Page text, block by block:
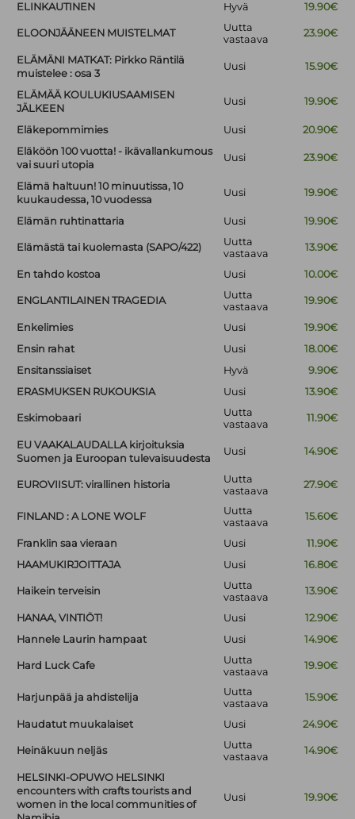
ELINKAUTINEN Hyvä 19.90€
ELOONJÄÄNEEN MUISTELMAT
Uutta
vastaava
23.90€
ELÄMÄNI MATKAT: Pirkko Räntilä
muistelee : osa 3
Uusi 15.90€
ELÄMÄÄ KOULUKIUSAAMISEN
JÄLKEEN
Uusi 19.90€
Eläkepommimies Uusi
20.90€
Eläköön 100 vuotta! - ikävallankumous
vai suuri utopia
Uusi 23.90€
Elämä haltuun! 10 minuutissa, 10
kuukaudessa, 10 vuodessa
Uusi 19.90€
Elämän ruhtinattaria Uusi 19.90€
Elämästä tai kuolemasta (SAPO/422)
Uutta
vastaava
13.90€
En tahdo kostoa Uusi 10.00€
ENGLANTILAINEN TRAGEDIA
Uutta
vastaava
19.90€
Enkelimies Uusi
19.90€
Ensin rahat
Uusi
18.00€
Ensitanssiaiset
Hyvä
9.90€
ERASMUKSEN RUKOUKSIA
Uusi 13.90€
Eskimobaari
Uutta
vastaava
11.90€
EU VAAKALAUDALLA kirjoituksia
Suomen ja Euroopan tulevaisuudesta
Uusi 14.90€
EUROVIISUT: virallinen historia
Uutta
vastaava
27.90€
FINLAND : A LONE WOLF
Uutta
vastaava
15.60€
Franklin saa vieraan Uusi
11.90€
HAAMUKIRJOITTAJA
Uusi 16.80€
Haikein terveisin
Uutta
vastaava
13.90€
HANAA, VINTIÖT! Uusi
12.90€
Hannele Laurin hampaat
Uusi 14.90€
Hard Luck Cafe
Uutta
vastaava
19.90€
Harjunpää ja ahdistelija
Uutta
vastaava
15.90€
Haudatut muukalaiset Uusi 24.90€
Heinäkuun neljäs
Uutta
vastaava
14.90€
HELSINKI-OPUWO HELSINKI
encounters with crafts tourists and
women in the local communities of
Uusi 19.90€